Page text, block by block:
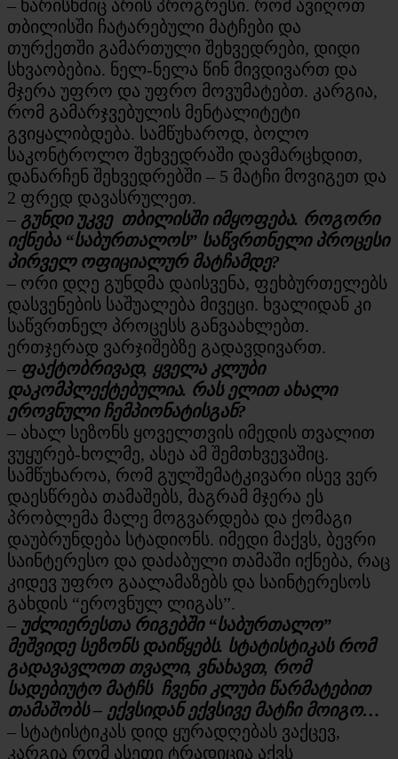
– ხარისხშიც არის პროგრესი. რომ ავიღოთ
თბილისში ჩატარებული მატჩები და
თურქეთში გამართული შეხვედრები, დიდი
სხვაობებია. ნელ-ნელა წინ მივდივართ და
მჯერა უფრო და უფრო მოვუმატებთ. კარგია,
რომ გამარჯვებულის მენტალიტეტი
გვიყალიბდება. სამწუხაროდ, ბოლო
საკონტროლო შეხვედრაში დავმარცხდით,
დანარჩენ შეხვედრებში – 5 მატჩი მოვიგეთ და
2 ფრედ დავასრულეთ.
– გუნდი უკვე თბილისში იმყოფება. როგორი
იქნება “საბურთალოს” საწვრთნელი პროცესი
პირველ ოფიციალურ მატჩამდე?
– ორი დღე გუნდმა დაისვენა, ფეხბურთელებს
დასვენების საშუალება მივეცი. ხვალიდან კი
საწვრთნელ პროცესს განვაახლებთ.
ერთჯერად ვარჯიშებზე გადავდივართ.
– ფაქტობრივად, ყველა კლუბი
დაკომპლექტებულია. რას ელით ახალი
ეროვნული ჩემპიონატისგან?
– ახალ სეზონს ყოველთვის იმედის თვალით
ვუყურებ-ხოლმე, ასეა ამ შემთხვევაშიც.
სამწუხაროა, რომ გულშემატკივარი ისევ ვერ
დაესწრება თამაშებს, მაგრამ მჯერა ეს
პრობლემა მალე მოგვარდება და ქომაგი
დაუბრუნდება სტადიონს. იმედი მაქვს, ბევრი
საინტერესო და დაძაბული თამაში იქნება, რაც
კიდევ უფრო გაალამაზებს და საინტერესოს
გახდის “ეროვნულ ლიგას”.
– უძლიერესთა რიგებში “საბურთალო”
მეშვიდე სეზონს დაიწყებს. სტატისტიკას რომ
გადავავლოთ თვალი, ვნახავთ, რომ
სადებიუტო მატჩს ჩვენი კლუბი წარმატებით
თამაშობს – ექვსიდან ექვსივე მატჩი მოიგო…
– სტატისტიკას დიდ ყურადღებას ვაქცევ,
კარგია რომ ასეთი ტრადიცია აქვს